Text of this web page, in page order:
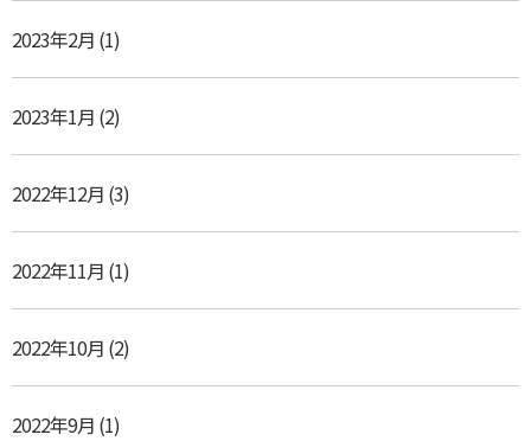
2023年2月 (1)
2023年1月 (2)
2022年12月 (3)
2022年11月 (1)
2022年10月 (2)
2022年9月 (1)